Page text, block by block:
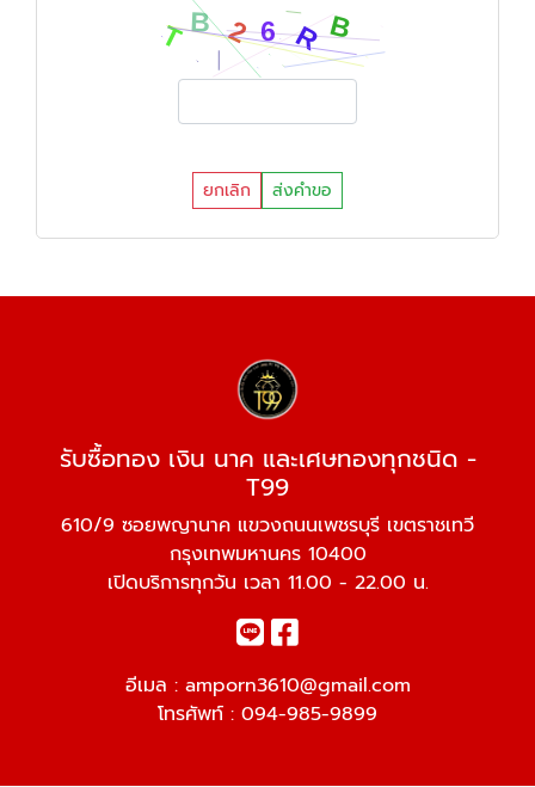
ยกเลิก ส่งคำขอ
รับซื้อทอง เงิน นาค และเศษทองทุกชนิด -
T99
610/9 ซอยพญานาค แขวงถนนเพชรบุรี เขตราชเทวี
กรุงเทพมหานคร 10400
เปิดบริการทุกวัน เวลา 11.00 - 22.00 น.
อีเมล : amporn3610@gmail.com
โทรศัพท์ : 094-985-9899